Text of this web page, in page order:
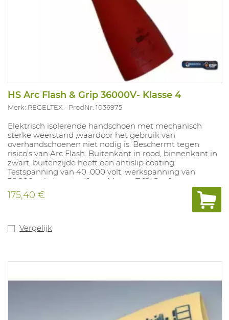
HS Arc Flash & Grip 36000V- Klasse 4
Merk: REGELTEX ProdNr. 1036975
Elektrisch isolerende handschoen met mechanisch
sterke weerstand ,waardoor het gebruik van
overhandschoenen niet nodig is. Beschermt tegen
risico's van Arc Flash. Buitenkant in rood, binnenkant in
zwart, buitenzijde heeft een antislip coating.
Testspanning van 40 .000 volt, werkspanning van
36.000 volt. Lengte 41 cm, Maten: 7-12. Conform
EN60903 klasse 4 cat RC. ARC 4>40(cal/cm²) ASTM
F2675: 87,7cal/cm²
175,40 €
Vergelijk